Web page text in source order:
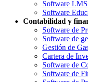
Software LMS
Software
Contabilidad y
Software de
Software de
Gestión de
Cartera de
Software de
Software de